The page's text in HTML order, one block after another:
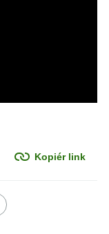
Kopiér link